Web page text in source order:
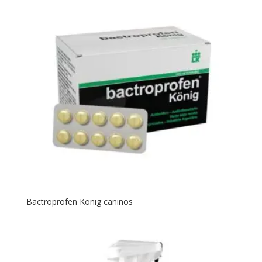
Bactroprofen Konig caninos